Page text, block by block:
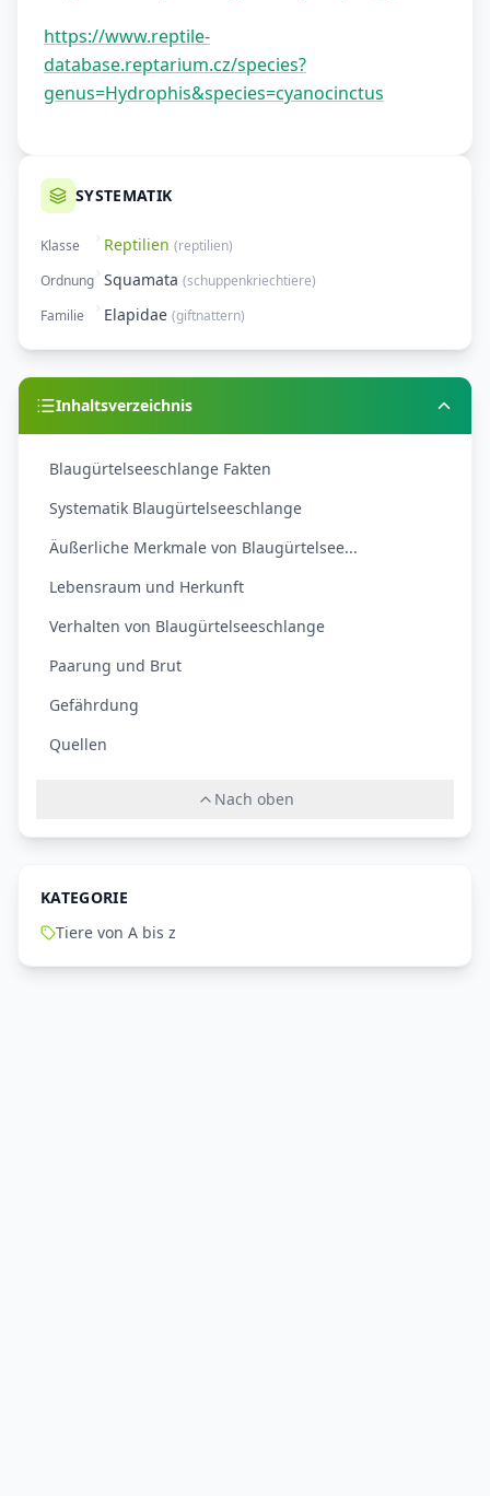
https://www.reptile-
database.reptarium.cz/species?
genus=Hydrophis&species=cyanocinctus
SYSTEMATIK
Klasse Reptilien (reptilien)
Ordnung Squamata (schuppenkriechtiere)
Familie
Elapidae (giftnattern)
Inhaltsverzeichnis
Blaugürtelseeschlange Fakten
Systematik Blaugürtelseeschlange
Äußerliche Merkmale von Blaugürtelsee...
Lebensraum und Herkunft
Verhalten von Blaugürtelseeschlange
Paarung und Brut
Gefährdung
Quellen
Nach oben
KATEGORIE
Tiere von A bis z